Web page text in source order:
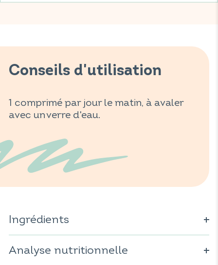
Conseils d'utilisation
1 comprimé par jour le matin, à avaler
avec un verre d'eau.
Ingrédients
; stabilisant : hydroxypropylmethylcellulose ; extrait de
mélisse (Melissa officinalis) ; extrait de rhodiola (
Analyse nutritionnelle